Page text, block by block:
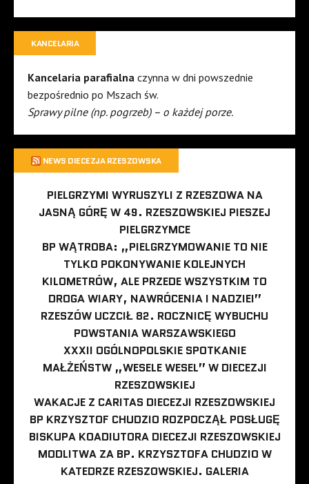
KANCELARIA
Kancelaria parafialna czynna w dni powszednie
bezpośrednio po Mszach św.
Sprawy pilne (np. pogrzeb) – o każdej porze.
NEWS DIECEZJA RZESZOWSKA
PIELGRZYMI WYRUSZYLI Z RZESZOWA NA
JASNĄ GÓRĘ W 49. RZESZOWSKIEJ PIESZEJ
PIELGRZYMCE
BP WĄTROBA: „PIELGRZYMOWANIE TO NIE
TYLKO POKONYWANIE KOLEJNYCH
KILOMETRÓW, ALE PRZEDE WSZYSTKIM TO
DROGA WIARY, NAWRÓCENIA I NADZIEI”
RZESZÓW UCZCIŁ 82. ROCZNICĘ WYBUCHU
POWSTANIA WARSZAWSKIEGO
XXXII OGÓLNOPOLSKIE SPOTKANIE
MAŁŻEŃSTW „WESELE WESEL” W DIECEZJI
RZESZOWSKIEJ
WAKACJE Z CARITAS DIECEZJI RZESZOWSKIEJ
BP KRZYSZTOF CHUDZIO ROZPOCZĄŁ POSŁUGĘ
BISKUPA KOADIUTORA DIECEZJI RZESZOWSKIEJ
MODLITWA ZA BP. KRZYSZTOFA CHUDZIO W
KATEDRZE RZESZOWSKIEJ. GALERIA